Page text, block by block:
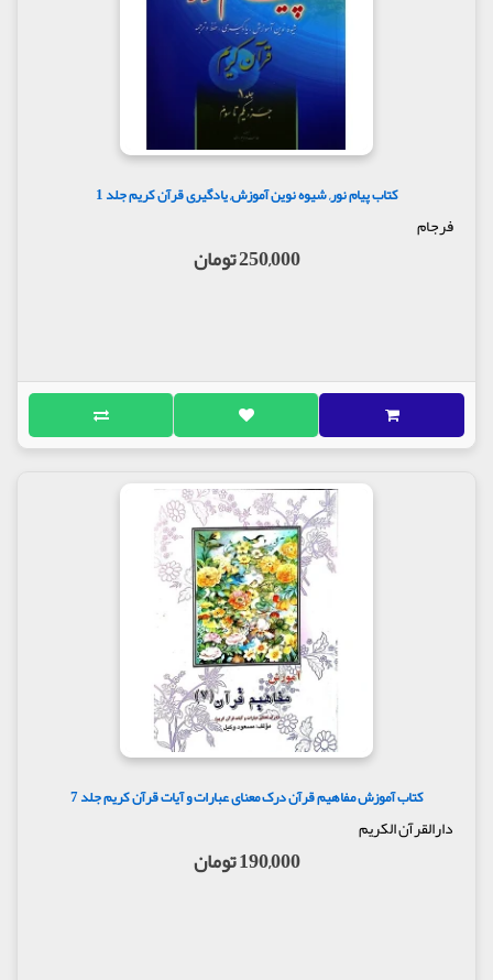
کتاب پیام نور, شیوه نوین آموزش, یادگیری قرآن کریم جلد 1
فرجام
250,000 تومان
کتاب آموزش مفاهیم قرآن درک معنای عبارات و آیات قرآن کریم جلد 7
دارالقرآن الکریم
190,000 تومان